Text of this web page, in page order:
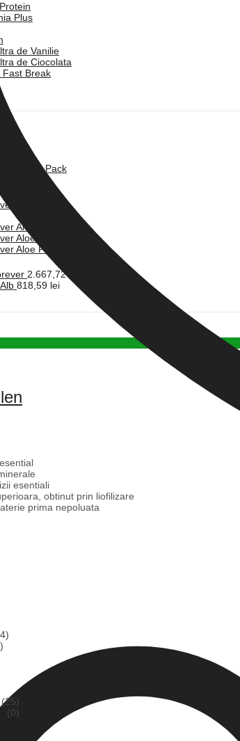
Plus
de Vanilie
de Ciocolata
Fast Break
Use Pack
Pack
Freedom
Aloe Vera Gel
Aloe Berry Nectar
Aloe Peaches
2.667,72
818,59 lei
esentiali
obtinut prin liofilizare
prima nepoluata
(25)
(0)